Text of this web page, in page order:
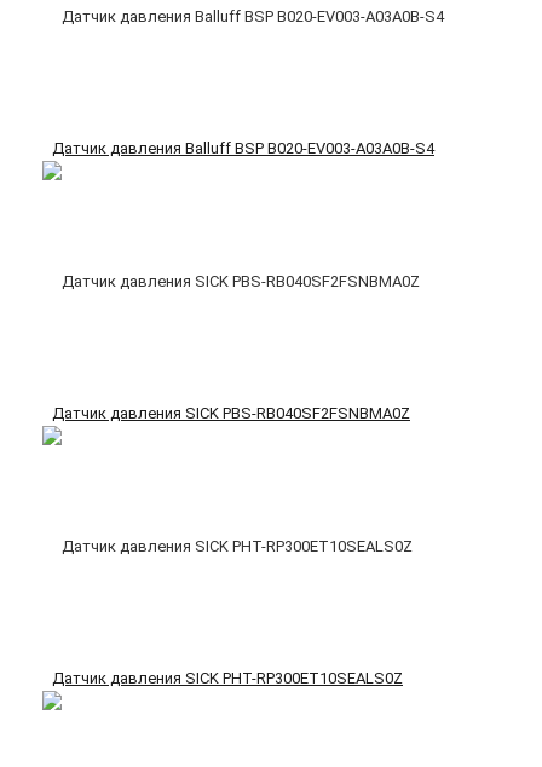
Датчик давления Balluff BSP B020-EV003-A03A0B-S4
Датчик давления SICK PBS-RB040SF2FSNBMA0Z
Датчик давления SICK PHT-RP300ET10SEALS0Z